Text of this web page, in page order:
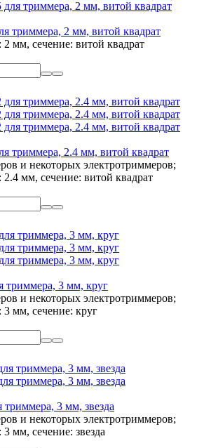
триммера, 2 мм, витой квадрат
мм, сечение: витой квадрат
триммера, 2.4 мм, витой квадрат
и некоторых электротриммеров;
мм, сечение: витой квадрат
триммера, 3 мм, круг
и некоторых электротриммеров;
мм, сечение: круг
триммера, 3 мм, звезда
и некоторых электротриммеров;
мм, сечение: звезда